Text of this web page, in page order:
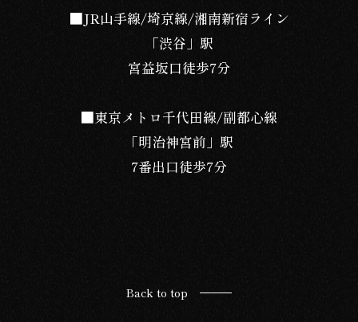
■JR山手線/埼京線/湘南新宿ライン
「渋谷」駅
宮益坂口徒歩7分
■東京メトロ千代田線/副都心線
「明治神宮前」駅
7番出口徒歩7分
Back to top